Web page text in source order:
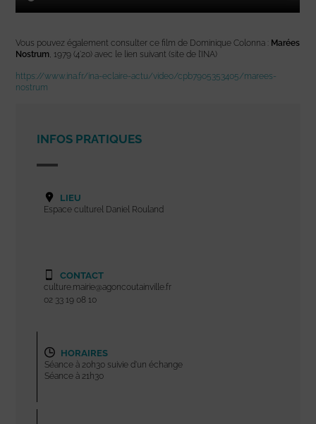
Vous pouvez également consulter ce film de Dominique Colonna : Marées
Nostrum, 1979 (4’20) avec le lien suivant (site de l’INA)
https://www.ina.fr/ina-eclaire-actu/video/cpb7905353405/marees-
nostrum
INFOS PRATIQUES
LIEU
Espace culturel Daniel Rouland
CONTACT
culture.mairie@agoncoutainville.fr
02 33 19 08 10
HORAIRES
Séance à 20h30 suivie d'un échange
Séance à 21h30